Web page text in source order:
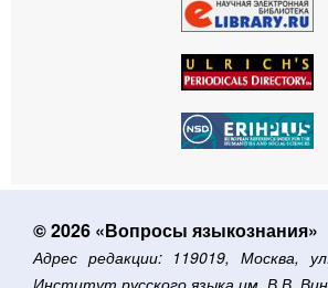
© 2026 «Вопросы языкознания»
Адрес редакции: 119019, Москва,
Институт русского языка им. В.В.